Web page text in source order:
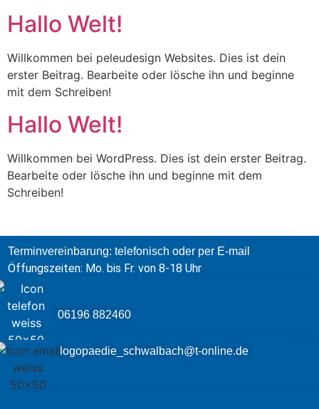
Hallo Welt!
Willkommen bei peleudesign Websites. Dies ist dein
erster Beitrag. Bearbeite oder lösche ihn und beginne
mit dem Schreiben!
Hallo Welt!
Willkommen bei WordPress. Dies ist dein erster Beitrag.
Bearbeite oder lösche ihn und beginne mit dem
Schreiben!
Terminvereinbarung: telefonisch oder per E-mail
Öffungszeiten: Mo. bis Fr. von 8-18 Uhr
06196 882460
logopaedie_schwalbach@t-online.de